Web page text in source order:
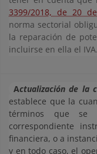
3399/2018, de 20
norma sectorial
la reparación de
incluirse en ella el IVA.
Actualización de la
establece que la
términos que
correspondiente
financiera, o a
y en todo caso, el